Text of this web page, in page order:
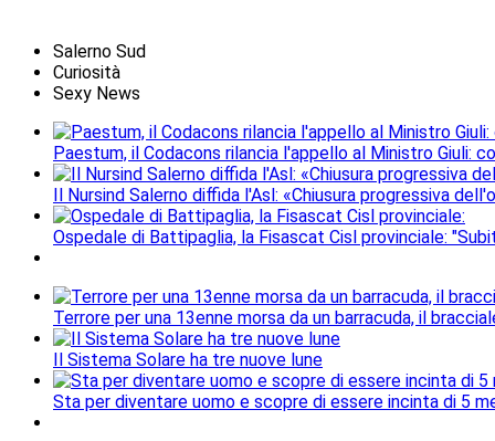
Salerno Sud
Curiosità
Sexy News
Paestum, il Codacons rilancia l'appello al Ministro Giuli:
Il Nursind Salerno diffida l'Asl: «Chiusura progressiva
Ospedale di Battipaglia, la Fisascat Cisl provinciale:
Terrore per una 13enne morsa da un barracuda, il
Il Sistema Solare ha tre nuove lune
Sta per diventare uomo e scopre di essere incinta di 5